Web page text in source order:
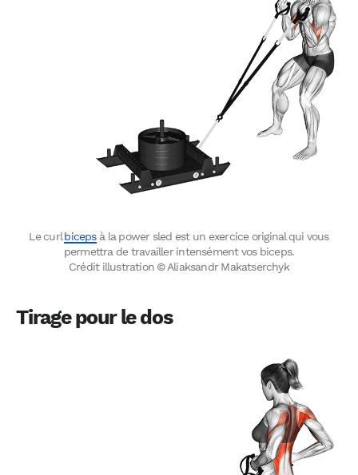
Le curlbicepsà la power sled est un exercice original qui vous
permettra de travailler intensément vos biceps.
Crédit illustration © Aliaksandr Makatserchyk
Tirage pour le dos